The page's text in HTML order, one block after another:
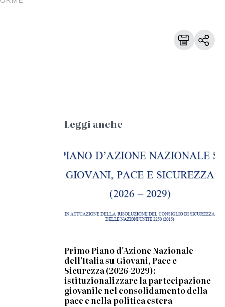
Leggi anche
Primo Piano d'Azione Nazionale
dell'Italia su Giovani, Pace e
Sicurezza (2026-2029):
istituzionalizzare la partecipazione
giovanile nel consolidamento della
pace e nella politica estera